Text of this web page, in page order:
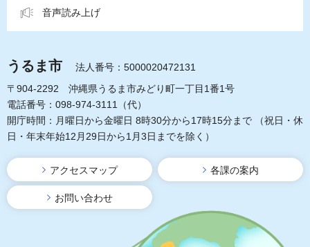
音声読み上げ
うるま市
法人番号：5000020472131
〒904-2292 沖縄県うるま市みどり町一丁目1番1号
電話番号：098-974-3111（代）
開庁時間：月曜日から金曜日 8時30分から17時15分まで
（祝日・休
日・年末年始12月29日から1月3日までを除く）
アクセスマップ 各課の案内
お問い合わせ